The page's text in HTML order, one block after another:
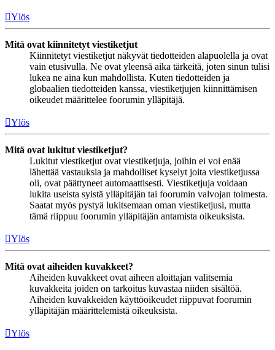
Ylös
Mitä ovat kiinnitetyt viestiketjut
Kiinnitetyt viestiketjut näkyvät tiedotteiden alapuolella ja ovat
vain etusivulla. Ne ovat yleensä aika tärkeitä, joten sinun tulisi
lukea ne aina kun mahdollista. Kuten tiedotteiden ja
globaalien tiedotteiden kanssa, viestiketjujen kiinnittämisen
oikeudet määrittelee foorumin ylläpitäjä.
Ylös
Mitä ovat lukitut viestiketjut?
Lukitut viestiketjut ovat viestiketjuja, joihin ei voi enää
lähettää vastauksia ja mahdolliset kyselyt joita viestiketjussa
oli, ovat päättyneet automaattisesti. Viestiketjuja voidaan
lukita useista syistä ylläpitäjän tai foorumin valvojan toimesta.
Saatat myös pystyä lukitsemaan oman viestiketjusi, mutta
tämä riippuu foorumin ylläpitäjän antamista oikeuksista.
Ylös
Mitä ovat aiheiden kuvakkeet?
Aiheiden kuvakkeet ovat aiheen aloittajan valitsemia
kuvakkeita joiden on tarkoitus kuvastaa niiden sisältöä.
Aiheiden kuvakkeiden käyttöoikeudet riippuvat foorumin
ylläpitäjän määrittelemistä oikeuksista.
Ylös